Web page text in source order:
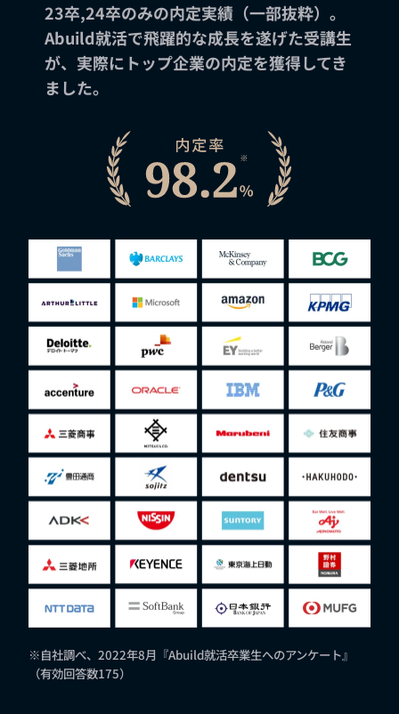
23卒,24卒のみの内定実績（一部抜粋）。
Abuild就活で飛躍的な成長を遂げた受講生
が、実際にトップ企業の内定を獲得してき
ました。
※自社調べ、2022年8月『Abuild就活卒業生へのアンケート』
（有効回答数175）